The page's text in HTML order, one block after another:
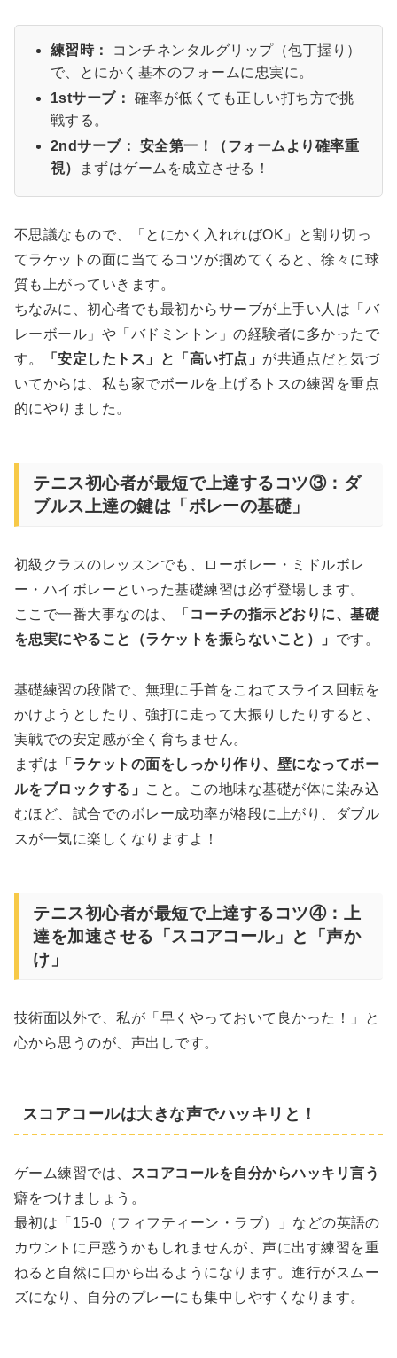
練習時：
コンチネンタルグリップ（包丁握り）
で、とにかく基本のフォームに忠実に。
1stサーブ：
確率が低くても正しい打ち方で挑
戦する。
2ndサーブ：
安全第一！（フォームより確率重
視）
まずはゲームを成立させる！
不思議なもので、「とにかく入れればOK」と割り切っ
てラケットの面に当てるコツが掴めてくると、徐々に球
質も上がっていきます。
ちなみに、初心者でも最初からサーブが上手い人は「バ
レーボール」や「バドミントン」の経験者に多かったで
す。
「安定したトス」と「高い打点」 が共通点だと気づ
いてからは、私も家でボールを上げるトスの練習を重点
的にやりました。
テニス初心者が最短で上達するコツ③：ダ
ブルス上達の鍵は「ボレーの基礎」
初級クラスのレッスンでも、ローボレー・ミドルボレ
ー・ハイボレーといった基礎練習は必ず登場します。
ここで一番大事なのは、
「コーチの指示どおりに、基礎
を忠実にやること（ラケットを振らないこと）」 です。
基礎練習の段階で、無理に手首をこねてスライス回転を
かけようとしたり、強打に走って大振りしたりすると、
実戦での安定感が全く育ちません。
まずは 「ラケットの面をしっかり作り、壁になってボー
ルをブロックする」 こと。この地味な基礎が体に染み込
むほど、試合でのボレー成功率が格段に上がり、ダブル
スが一気に楽しくなりますよ！
テニス初心者が最短で上達するコツ④：上
達を加速させる「スコアコール」と「声か
け」
技術面以外で、私が「早くやっておいて良かった！」と
心から思うのが、声出しです。
スコアコールは大きな声でハッキリと！
ゲーム練習では、
スコアコールを自分からハッキリ言う
癖をつけましょう。
最初は「15-0（フィフティーン・ラブ）」などの英語の
カウントに戸惑うかもしれませんが、声に出す練習を重
ねると自然に口から出るようになります。進行がスムー
ズになり、自分のプレーにも集中しやすくなります。